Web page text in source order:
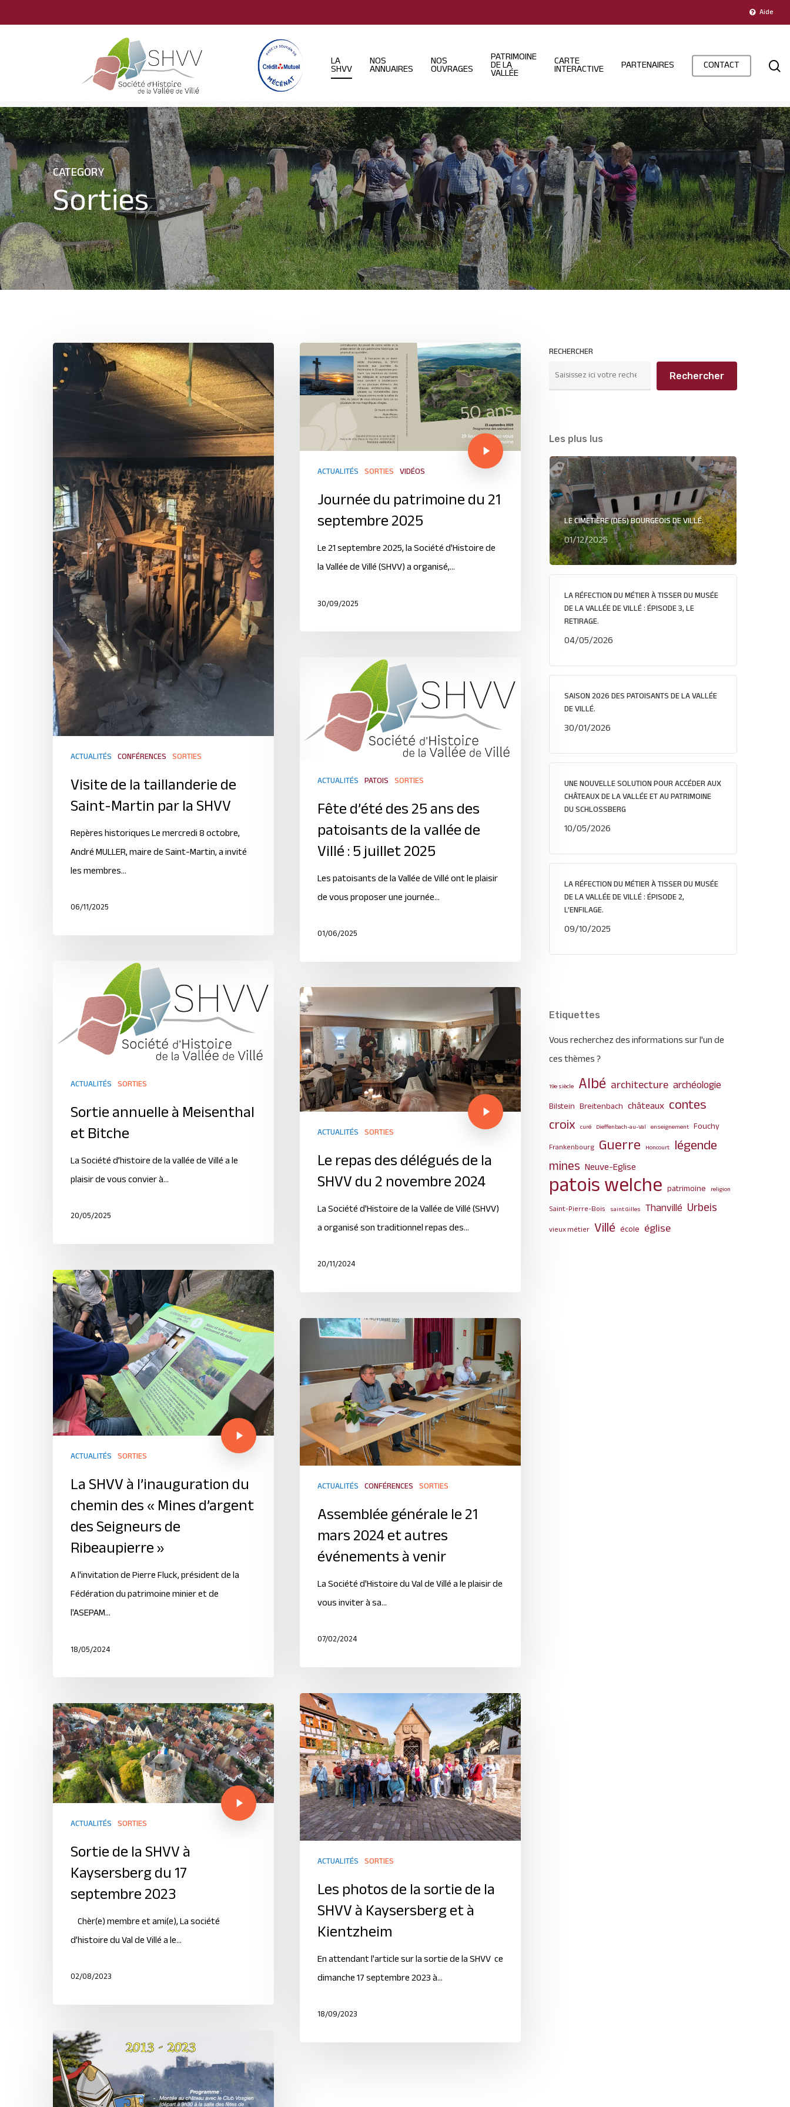
to
Aide
LA
SHVV
NOS
ANNUAIRES
NOS
OUVRAGES
PATRIMOINE
DE LA
VALLÉE
CARTE
INTERACTIVE PARTENAIRES CONTACT
CATEGORY
Sorties
ACTUALITÉS CONFÉRENCES SORTIES
Visite de la taillanderie de
Saint-Martin par la SHVV
Repères historiques Le mercredi 8 octobre,
André MULLER, maire de Saint-Martin, a invité
les membres…
06/11/2025
ACTUALITÉS SORTIES VIDÉOS
Journée du patrimoine du 21
septembre 2025
Le 21 septembre 2025, la Société d'Histoire de
la Vallée de Villé (SHVV) a organisé,…
30/09/2025
ACTUALITÉS PATOIS SORTIES
Fête d’été des 25 ans des
patoisants de la vallée de
Villé : 5 juillet 2025
Les patoisants de la Vallée de Villé ont le plaisir
de vous proposer une journée…
01/06/2025
ACTUALITÉS SORTIES
Sortie annuelle à Meisenthal
et Bitche
La Société d’histoire de la vallée de Villé a le
plaisir de vous convier à…
20/05/2025
ACTUALITÉS SORTIES
Le repas des délégués de la
SHVV du 2 novembre 2024
La Société d'Histoire de la Vallée de Villé (SHVV)
a organisé son traditionnel repas des…
20/11/2024
ACTUALITÉS SORTIES
La SHVV à l’inauguration du
chemin des « Mines d’argent
des Seigneurs de
Ribeaupierre »
A l'invitation de Pierre Fluck, président de la
Fédération du patrimoine minier et de
l'ASEPAM…
18/05/2024
ACTUALITÉS CONFÉRENCES SORTIES
Assemblée générale le 21
mars 2024 et autres
événements à venir
La Société d'Histoire du Val de Villé a le plaisir de
vous inviter à sa…
07/02/2024
ACTUALITÉS SORTIES
Les photos de la sortie de la
SHVV à Kaysersberg et à
Kientzheim
En attendant l'article sur la sortie de la SHVV ce
dimanche 17 septembre 2023 à…
18/09/2023
ACTUALITÉS SORTIES
Sortie de la SHVV à
Kaysersberg du 17
septembre 2023
Chèr(e) membre et ami(e), La société
d’histoire du Val de Villé a le…
02/08/2023
RECHERCHER
Rechercher
Les plus lus
LE CIMETIÈRE (DES) BOURGEOIS DE VILLÉ.
01/12/2025
LA RÉFECTION DU MÉTIER À TISSER DU MUSÉE
DE LA VALLÉE DE VILLÉ : ÉPISODE 3, LE
RETIRAGE.
04/05/2026
SAISON 2026 DES PATOISANTS DE LA VALLÉE
DE VILLÉ.
30/01/2026
UNE NOUVELLE SOLUTION POUR ACCÉDER AUX
CHÂTEAUX DE LA VALLÉE ET AU PATRIMOINE
DU SCHLOSSBERG
10/05/2026
LA RÉFECTION DU MÉTIER À TISSER DU MUSÉE
DE LA VALLÉE DE VILLÉ : ÉPISODE 2,
L’ENFILAGE.
09/10/2025
Etiquettes
Vous recherchez des informations sur l'un de
ces thèmes ?
19e siècle Albé architecture archéologie
Bilstein Breitenbach châteaux contes
croix curé Dieffenbach-au-Val enseignement Fouchy
Frankenbourg Guerre Honcourt légende
mines Neuve-Eglise
patois welche patrimoine religion
Saint-Pierre-Bois saint Gilles Thanvillé Urbeis
vieux métier Villé école église